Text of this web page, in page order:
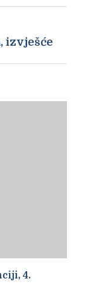
izvješće
4.